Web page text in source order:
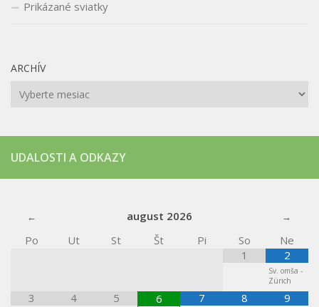
Prikázané sviatky
ARCHÍV
Archív
UDALOSTI A ODKAZY
august 2026
Po
Ut St Št Pi So
Ne
1
2
Sv. omša -
Zürich
3 4 5 6 7 8 9